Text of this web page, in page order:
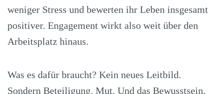
weniger Stress und bewerten ihr Leben insgesamt
positiver. Engagement wirkt also weit über den
Arbeitsplatz hinaus.
Was es dafür braucht? Kein neues Leitbild.
Sondern Beteiligung. Mut. Und das Bewusstsein,